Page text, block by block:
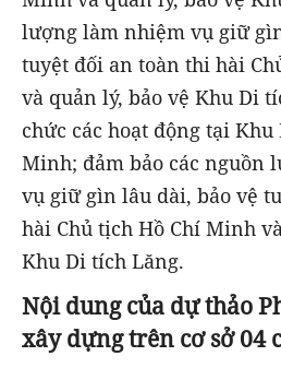
lượng làm nhiệm vụ giữ
tuyệt đối an toàn thi hài
và quản lý, bảo vệ Khu Di
chức các hoạt động tại
Minh; đảm bảo các nguồn
vụ giữ gìn lâu dài, bảo vệ
hài Chủ tịch Hồ Chí Minh
Khu Di tích Lăng.
Nội dung của dự thảo
xây dựng trên cơ sở 04